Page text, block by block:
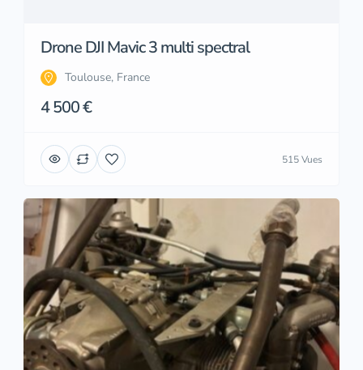
Drone DJI Mavic 3 multi spectral
Toulouse, France
4 500 €
515 Vues